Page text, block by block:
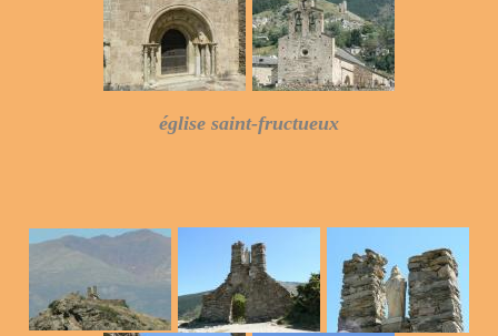
église saint-fructueux